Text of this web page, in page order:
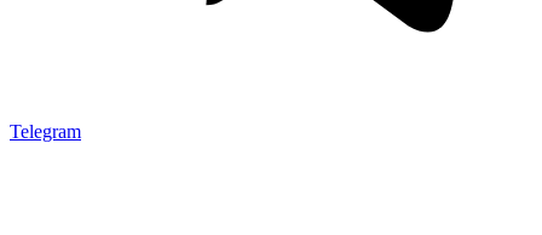
Telegram